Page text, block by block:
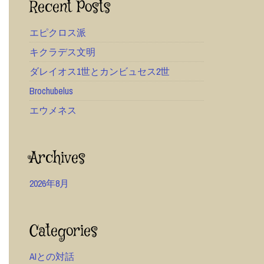
Recent Posts
エピクロス派
キクラデス文明
ダレイオス1世とカンビュセス2世
Brochubelus
エウメネス
Archives
2026年8月
Categories
AIとの対話